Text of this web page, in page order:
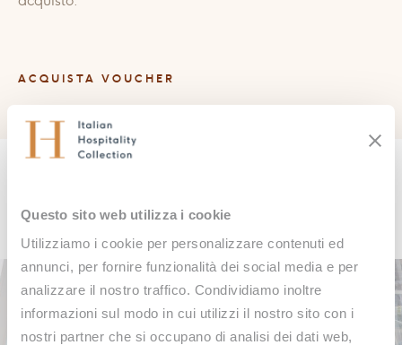
Questo sito web utilizza i cookie
Utilizziamo i cookie per personalizzare contenuti ed
annunci, per fornire funzionalità dei social media e per
analizzare il nostro traffico. Condividiamo inoltre
informazioni sul modo in cui utilizzi il nostro sito con i
nostri partner che si occupano di analisi dei dati web,
ACQUISTA VOUCHER
Regalo